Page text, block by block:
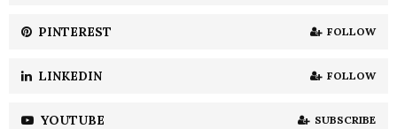
PINTEREST FOLLOW
LINKEDIN FOLLOW
YOUTUBE SUBSCRIBE